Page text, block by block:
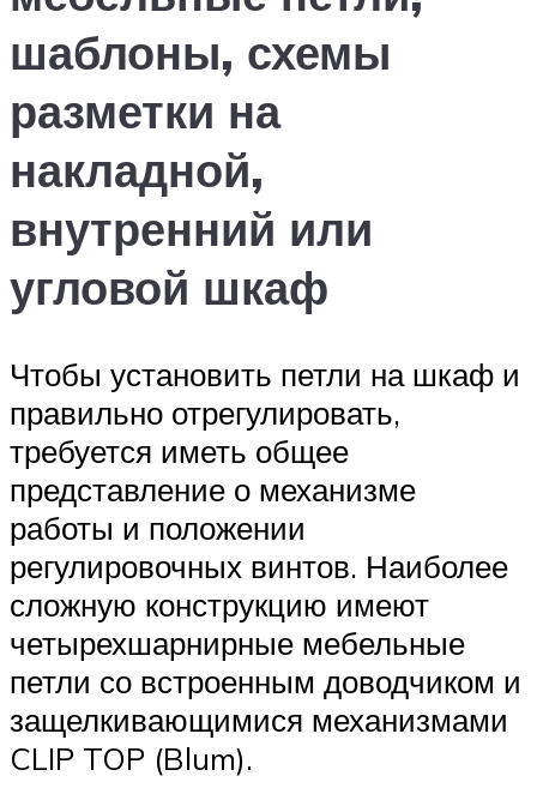
шаблоны, схемы
разметки на
накладной,
внутренний или
угловой шкаф
Чтобы установить петли на шкаф и
правильно отрегулировать,
требуется иметь общее
представление о механизме
работы и положении
регулировочных винтов. Наиболее
сложную конструкцию имеют
четырехшарнирные мебельные
петли со встроенным доводчиком и
защелкивающимися механизмами
CLIP TOP (Blum).